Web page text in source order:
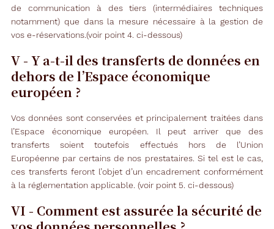
de communication à des tiers (intermédiaires techniques
notamment) que dans la mesure nécessaire à la gestion de
vos e-réservations.(voir point 4. ci-dessous)
V - Y a-t-il des transferts de données en
dehors de l’Espace économique
européen ?
Vos données sont conservées et principalement traitées dans
l’Espace économique européen. Il peut arriver que des
transferts soient toutefois effectués hors de l’Union
Européenne par certains de nos prestataires. Si tel est le cas,
ces transferts feront l’objet d’un encadrement conformément
à la réglementation applicable. (voir point 5. ci-dessous)
VI - Comment est assurée la sécurité de